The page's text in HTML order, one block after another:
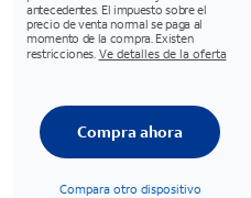
antecedentes. El impuesto sobre el
precio de venta normal se paga al
momento de la compra. Existen
restricciones. Ve detalles de la oferta
Compra ahora
Compara otro dispositivo